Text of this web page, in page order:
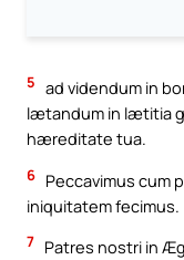
5 ad videndum in
lætandum in lætitia
hæreditate tua.
6 Peccavimus cum
iniquitatem fecimus.
7 Patres nostri in